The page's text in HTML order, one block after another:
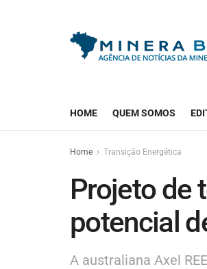
HOME QUEM SOMOS
Home Transição Energética
Projeto de
potencial
A australiana Axel